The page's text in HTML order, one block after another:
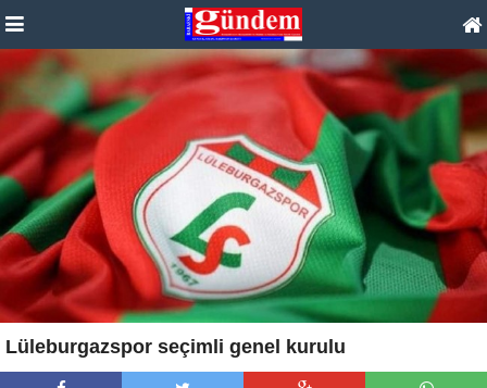
Lüleburgazspor seçimli genel kurulu